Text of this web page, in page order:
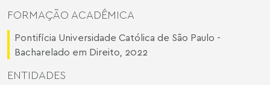
FORMAÇÃO ACADÊMICA
Pontifícia Universidade Católica de São Paulo -
Bacharelado em Direito, 2022
ENTIDADES